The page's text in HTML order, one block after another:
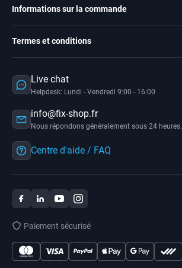
Informations sur la commande
Termes et conditions
Live chat
Helpdesk: Lundi - Vendredi 9:00 - 16:00
info@fix-shop.fr
Nous répondons généralement sous 24 heures.
Centre d'aide / FAQ
Paiement sécurisé